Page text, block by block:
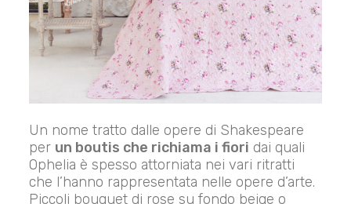
Un nome tratto dalle opere di Shakespeare
per un boutis che richiama i fiori dai quali
Ophelia è spesso attorniata nei vari ritratti
che l’hanno rappresentata nelle opere d’arte.
Piccoli bouquet di rose su fondo beige o